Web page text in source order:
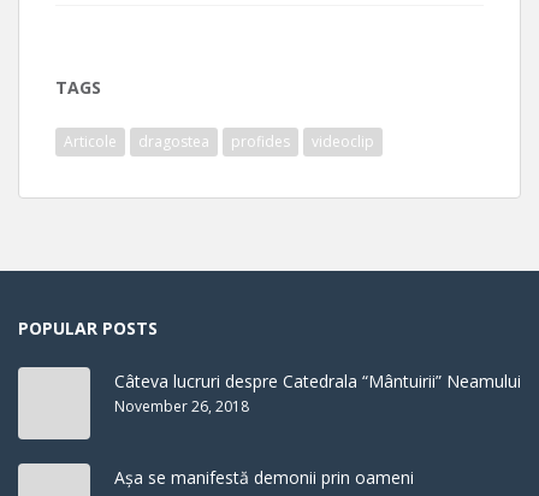
TAGS
Articole dragostea profides videoclip
POPULAR POSTS
Câteva lucruri despre Catedrala “Mântuirii” Neamului
November 26, 2018
Așa se manifestă demonii prin oameni